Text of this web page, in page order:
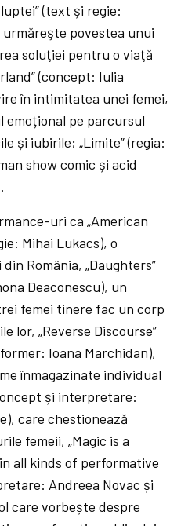
(text și regie:
povestea unui
soluţiei pentru o viaţă
(concept: Iulia
în intimitatea unei femei,
emoțional pe parcursul
și iubirile; „Limite” (regia:
show comic și acid
uri ca „American
Mihai Lukacs), o
România, „Daughters”
Deaconescu), un
femei tinere fac un corp
lor,„Reverse Discourse”
Ioana Marchidan),
înmagazinate individual
și interpretare:
care chestionează
femeii, „Magic is a
all kinds of performative
Andreea Novac și
care vorbește despre